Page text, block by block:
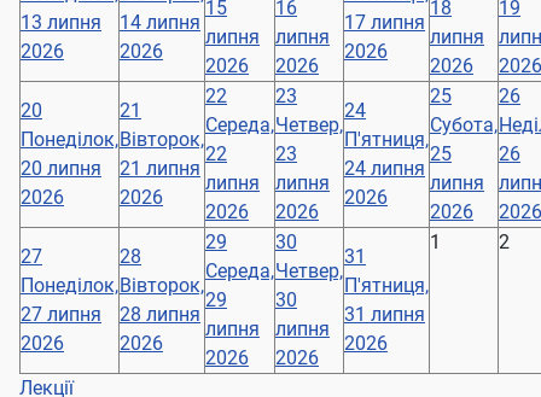
13 липня
2026
14 липня
2026
15
липня
2026
16
липня
2026
17 липня
2026
18
липня
2026
19
2026
20
Понеділок,
20 липня
2026
21
Вівторок,
21 липня
2026
22
Середа,
22
липня
2026
23
Четвер,
23
липня
2026
24
П'ятниця,
24 липня
2026
25
Субота,
25
липня
2026
26
26
2026
27
Понеділок,
27 липня
2026
28
Вівторок,
28 липня
2026
29
Середа,
29
липня
2026
30
Четвер,
30
липня
2026
31
П'ятниця,
31 липня
2026
1 2
Лекції